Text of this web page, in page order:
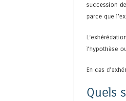
succession
parce que
l’hypothèse
En cas
Quels